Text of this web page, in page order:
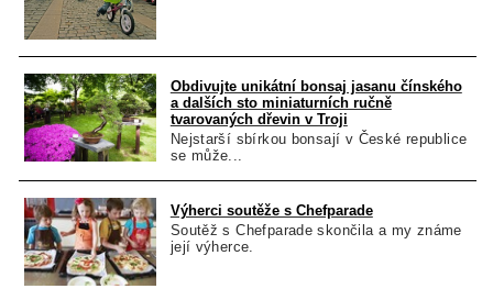
Obdivujte unikátní bonsaj jasanu čínského
a dalších sto miniaturních ručně
tvarovaných dřevin v Troji
Nejstarší sbírkou bonsají v České republice
se může...
Výherci soutěže s Chefparade
Soutěž s Chefparade skončila a my známe
její výherce.